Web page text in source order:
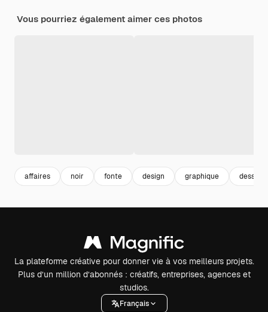
Vous pourriez également aimer ces photos
affaires noir fonte design graphique dessin
La plateforme créative pour donner vie à vos meilleurs projets.
Plus d’un million d’abonnés : créatifs, entreprises, agences et
studios.
Français